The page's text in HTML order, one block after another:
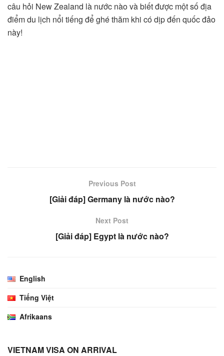
câu hỏi New Zealand là nước nào và biết được một số địa
điểm du lịch nổi tiếng để ghé thăm khi có dịp đến quốc đảo
này!
Previous Post
[Giải đáp] Germany là nước nào?
Next Post
[Giải đáp] Egypt là nước nào?
English
Tiếng Việt
Afrikaans
VIETNAM VISA ON ARRIVAL